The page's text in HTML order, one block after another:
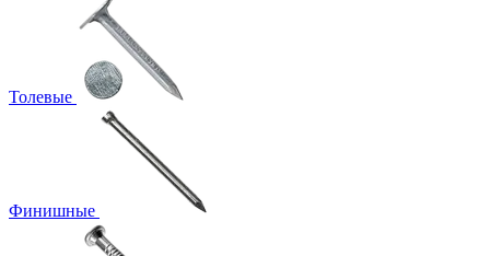
Толевые
Финишные